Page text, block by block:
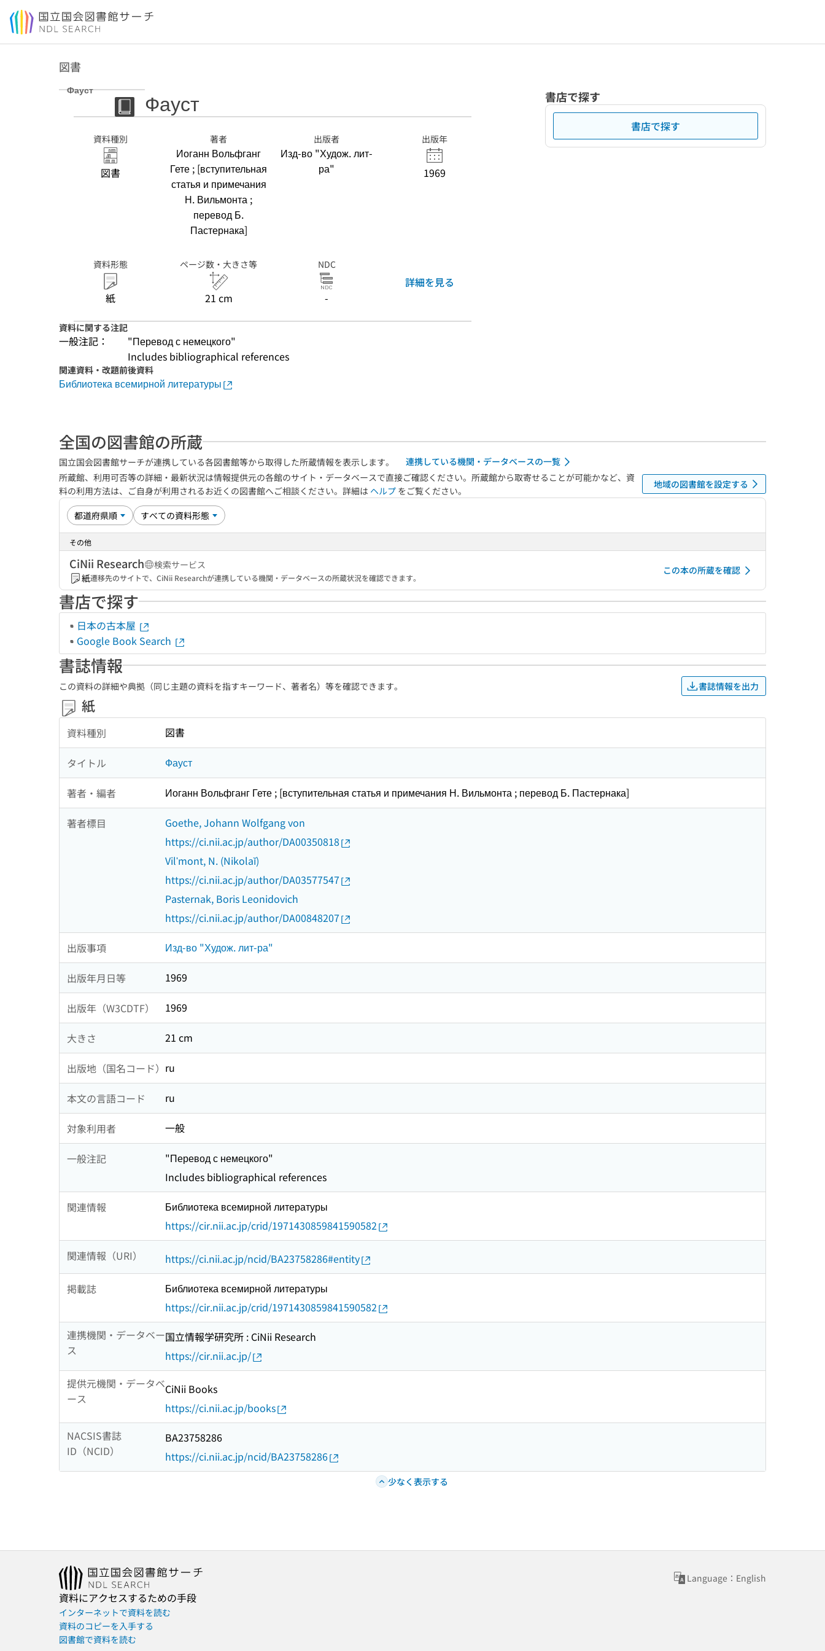
本文へ移動
図書
Фауст Фауст
資料種別
図書
著者
Иоганн Вольфганг
Гете ; [вступительная
статья и примечания
Н. Вильмонта ;
перевод Б.
Пастернака]
出版者
Изд-во "Худож. лит-
ра"
出版年
1969
資料形態
紙
ページ数・大きさ等
21 cm
NDC
-
詳細を見る
資料に関する注記
一般注記：
"Перевод с немецкого"
Includes bibliographical references
関連資料・改題前後資料
Библиотека всемирной литературы
書店で探す
書店で探す
全国の図書館の所蔵
国立国会図書館サーチが連携している各図書館等から取得した所蔵情報を表示します。
連携している機関・データベースの一覧
所蔵館、利用可否等の詳細・最新状況は情報提供元の各館のサイト・データベースで直接ご確認ください。所蔵館から取寄せることが可能かなど、資
料の利用方法は、ご自身が利用されるお近くの図書館へご相談ください。詳細は ヘルプ をご覧ください。
地域の図書館を設定する
その他
CiNii Research
検索サービス
紙遷移先のサイトで、CiNii Researchが連携している機関・データベースの所蔵状況を確認できます。
この本の所蔵を確認
書店で探す
日本の古本屋
Google Book Search
書誌情報
この資料の詳細や典拠（同じ主題の資料を指すキーワード、著者名）等を確認できます。 書誌情報を出力
紙
資料種別 図書
タイトル Фауст
著者・編者 Иоганн Вольфганг Гете ; [вступительная статья и примечания Н. Вильмонта ; перевод Б. Пастернака]
著者標目
Goethe, Johann Wolfgang von
https://ci.nii.ac.jp/author/DA00350818
Vilʹmont, N. (Nikolaĭ)
https://ci.nii.ac.jp/author/DA03577547
Pasternak, Boris Leonidovich
https://ci.nii.ac.jp/author/DA00848207
出版事項 Изд-во "Худож. лит-ра"
出版年月日等 1969
出版年（W3CDTF） 1969
大きさ 21 cm
出版地（国名コード） ru
本文の言語コード ru
対象利用者 一般
一般注記
"Перевод с немецкого"
Includes bibliographical references
関連情報
Библиотека всемирной литературы
https://cir.nii.ac.jp/crid/1971430859841590582
関連情報（URI） https://ci.nii.ac.jp/ncid/BA23758286#entity
掲載誌
Библиотека всемирной литературы
https://cir.nii.ac.jp/crid/1971430859841590582
連携機関・データベー
ス
国立情報学研究所 : CiNii Research
https://cir.nii.ac.jp/
提供元機関・データベ
ース
CiNii Books
https://ci.nii.ac.jp/books
NACSIS書誌
ID（NCID）
BA23758286
https://ci.nii.ac.jp/ncid/BA23758286
少なく表示する
Language：English
資料にアクセスするための手段
インターネットで資料を読む
資料のコピーを入手する
図書館で資料を読む